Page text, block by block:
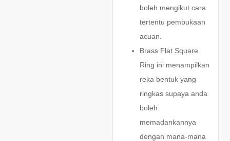
boleh mengikut cara
tertentu pembukaan
acuan.
Brass Flat Square
Ring ini menampilkan
reka bentuk yang
ringkas supaya anda
boleh
memadankannya
dengan mana-mana